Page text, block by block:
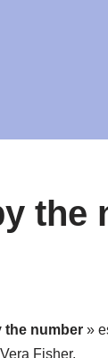
the
the number»
Fisher,